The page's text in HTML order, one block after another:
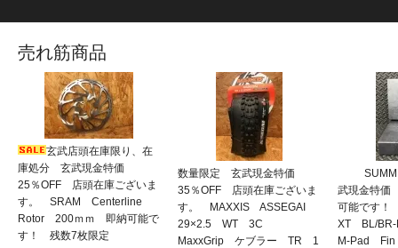
売れ筋商品
玄武店頭在庫限り、在
庫処分 玄武現金特価
25％OFF 店頭在庫ございま
す。 SRAM Centerline
Rotor 200ｍｍ 即納可能で
す！ 残数7枚限定
数量限定 玄武現金特価
35％OFF 店頭在庫ございま
す。 MAXXIS ASSEGAI
29×2.5 WT 3C
MaxxGrip ケブラー TR 1
武現金特
可能です
XT BL/
M-Pad Fin